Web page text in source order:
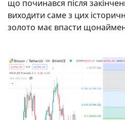
що починався після
виходити саме з цих
золото має впасти